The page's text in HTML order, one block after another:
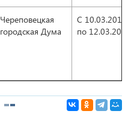
Череповецкая
городская Дума
С 10.03.2015
по 12.03.2015